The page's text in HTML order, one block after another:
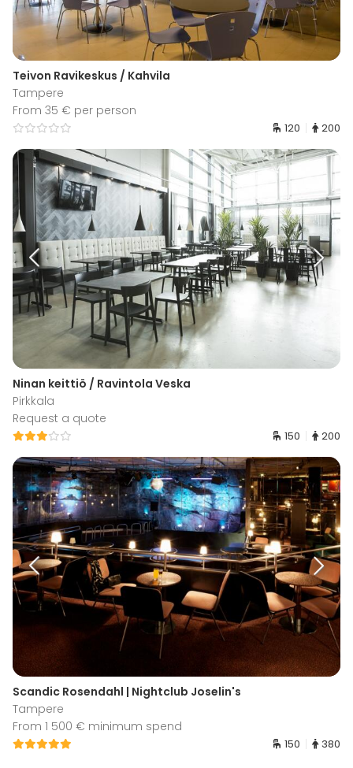
Teivon Ravikeskus / Kahvila
Tampere
From 35 € per person
120 200
Ninan keittiö / Ravintola Veska
Pirkkala
Request a quote
150 200
Scandic Rosendahl | Nightclub Joselin's
Tampere
From 1 500 € minimum spend
150 380